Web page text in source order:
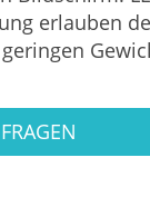
erlauben